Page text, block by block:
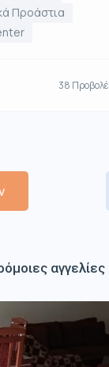
Προάστια
38
αγγελίες